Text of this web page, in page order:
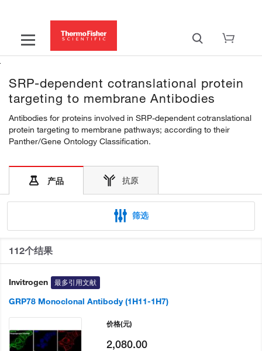
SRP-dependent cotranslational protein
targeting to membrane Antibodies
Antibodies for proteins involved in SRP-dependent cotranslational
protein targeting to membrane pathways; according to their
Panther/Gene Ontology Classification.
产品 抗原
筛选
112个结果
Invitrogen 最多引用文献
GRP78 Monoclonal Antibody (1H11-1H7)
价格(元)
2,080.00